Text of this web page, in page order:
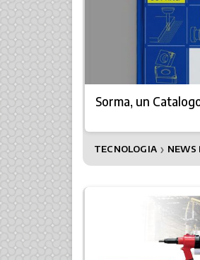
Sorma, un
TECNOLOGIA ❯ NEWS